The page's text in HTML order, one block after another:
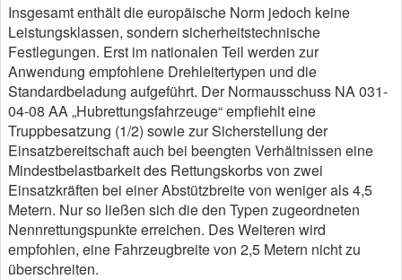
Insgesamt enthält die europäische Norm jedoch keine
Leistungsklassen, sondern sicherheitstechnische
Festlegungen. Erst im nationalen Teil werden zur
Anwendung empfohlene Drehleitertypen und die
Standardbeladung aufgeführt. Der Normausschuss NA 031-
04-08 AA „Hubrettungsfahrzeuge“ empfiehlt eine
Truppbesatzung (1/2) sowie zur Sicherstellung der
Einsatzbereitschaft auch bei beengten Verhältnissen eine
Mindestbelastbarkeit des Rettungskorbs von zwei
Einsatzkräften bei einer Abstützbreite von weniger als 4,5
Metern. Nur so ließen sich die den Typen zugeordneten
Nennrettungspunkte erreichen. Des Weiteren wird
empfohlen, eine Fahrzeugbreite von 2,5 Metern nicht zu
überschreiten.